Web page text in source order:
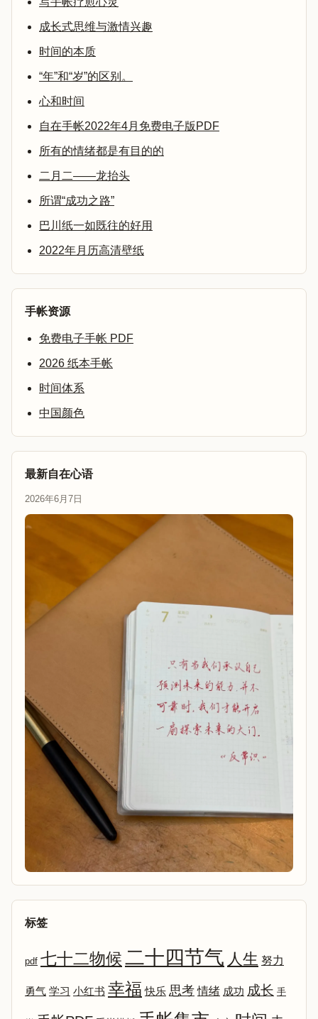
成长式思维与激情兴趣
时间的本质
“年”和“岁”的区别。
心和时间
自在手帐2022年4月免费电子版PDF
所有的情绪都是有目的的
二月二——龙抬头
所谓“成功之路”
巴川纸一如既往的好用
2022年月历高清壁纸
手帐资源
免费电子手帐 PDF
2026 纸本手帐
时间体系
中国颜色
最新自在心语
2026年6月7日
标签
pdf 七十二物候二十四节气 人生 努力
勇气 学习 小红书 幸福 快乐 思考 情绪 成功 成长 手